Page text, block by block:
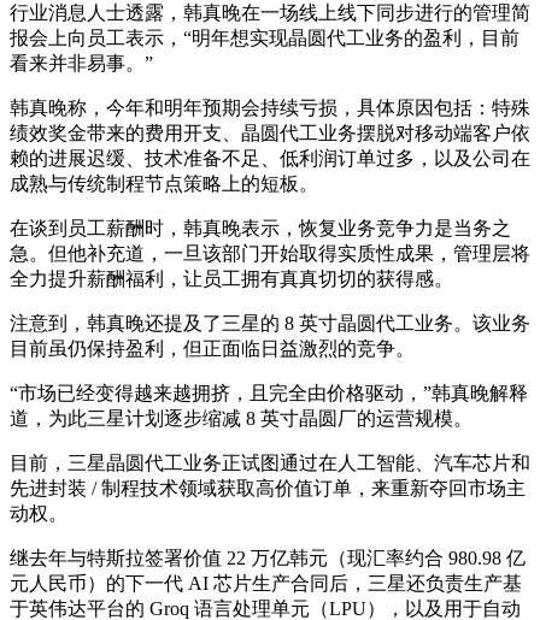
行业消息人士透露，韩真晚在一场线上线下同步进行的管理简
报会上向员工表示，“明年想实现晶圆代工业务的盈利，目前
看来并非易事。”
韩真晚称，今年和明年预期会持续亏损，具体原因包括：特殊
绩效奖金带来的费用开支、晶圆代工业务摆脱对移动端客户依
赖的进展迟缓、技术准备不足、低利润订单过多，以及公司在
成熟与传统制程节点策略上的短板。
在谈到员工薪酬时，韩真晚表示，恢复业务竞争力是当务之
急。但他补充道，一旦该部门开始取得实质性成果，管理层将
全力提升薪酬福利，让员工拥有真真切切的获得感。
注意到，韩真晚还提及了三星的 8 英寸晶圆代工业务。该业务
目前虽仍保持盈利，但正面临日益激烈的竞争。
“市场已经变得越来越拥挤，且完全由价格驱动，”韩真晚解释
道，为此三星计划逐步缩减 8 英寸晶圆厂的运营规模。
目前，三星晶圆代工业务正试图通过在人工智能、汽车芯片和
先进封装 / 制程技术领域获取高价值订单，来重新夺回市场主
动权。
继去年与特斯拉签署价值 22 万亿韩元（现汇率约合 980.98 亿
元人民币）的下一代 AI 芯片生产合同后，三星还负责生产基
于英伟达平台的 Groq 语言处理单元（LPU），以及用于自动